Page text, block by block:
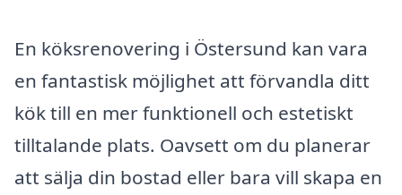
En köksrenovering i Östersund kan vara
en fantastisk möjlighet att förvandla ditt
kök till en mer funktionell och estetiskt
tilltalande plats. Oavsett om du planerar
att sälja din bostad eller bara vill skapa en